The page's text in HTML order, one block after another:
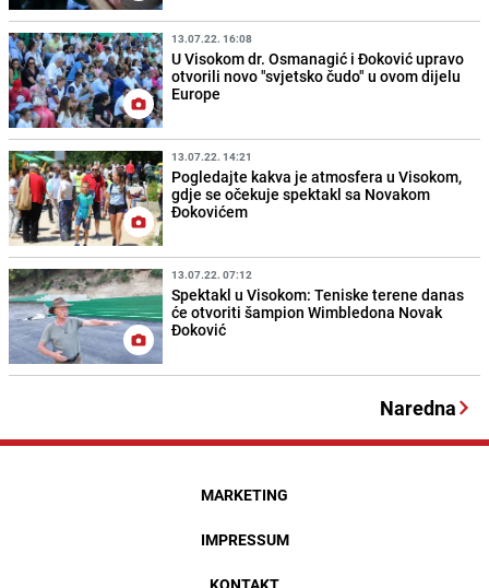
13.07.22. 16:08
U Visokom dr. Osmanagić i Đoković upravo
otvorili novo "svjetsko čudo" u ovom dijelu
Europe
13.07.22. 14:21
Pogledajte kakva je atmosfera u Visokom,
gdje se očekuje spektakl sa Novakom
Đokovićem
13.07.22. 07:12
Spektakl u Visokom: Teniske terene danas
će otvoriti šampion Wimbledona Novak
Đoković
Naredna
MARKETING
IMPRESSUM